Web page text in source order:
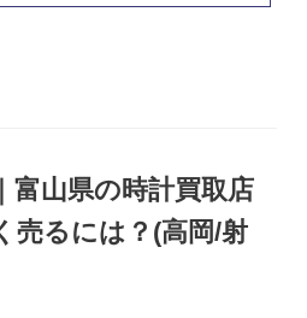
富山県の時計買取店
売るには？(高岡/射